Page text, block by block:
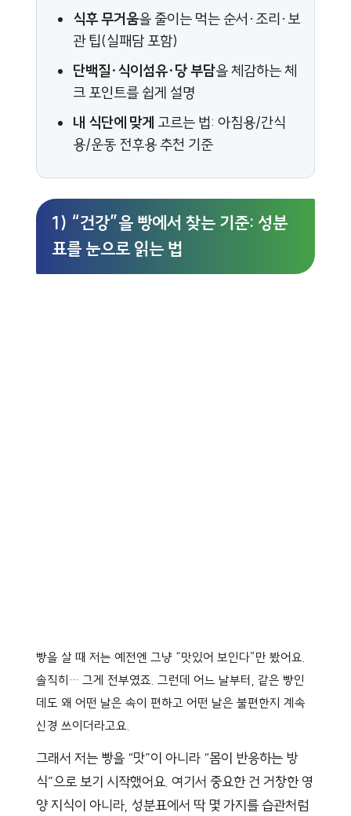
식후 무거움을 줄이는 먹는 순서·조리·보
관 팁(실패담 포함)
단백질·식이섬유·당 부담을 체감하는 체
크 포인트를 쉽게 설명
내 식단에 맞게 고르는 법: 아침용/간식
용/운동 전후용 추천 기준
1) “건강”을 빵에서 찾는 기준: 성분
표를 눈으로 읽는 법
빵을 살 때 저는 예전엔 그냥 “맛있어 보인다”만 봤어요.
솔직히… 그게 전부였죠. 그런데 어느 날부터, 같은 빵인
데도 왜 어떤 날은 속이 편하고 어떤 날은 불편한지 계속
신경 쓰이더라고요.
그래서 저는 빵을 “맛”이 아니라 “몸이 반응하는 방
식”으로 보기 시작했어요. 여기서 중요한 건 거창한 영
양 지식이 아니라, 성분표에서 딱 몇 가지를 습관처럼